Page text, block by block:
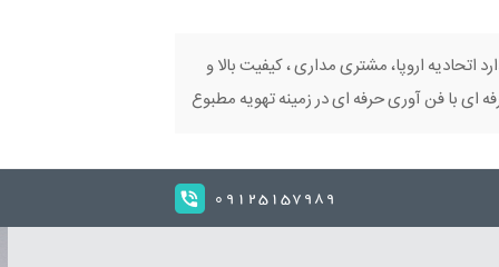
اتحادیه اروپا، مشتری مداری ، کیفیت بالا و
ای با فن آوری حرفه ای در زمینه تهویه مطبوع
09125157989